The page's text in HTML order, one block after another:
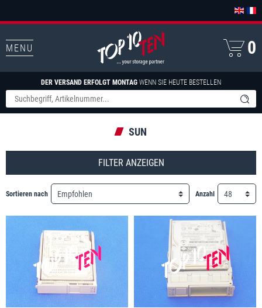
MENU
DER VERSAND ERFOLGT MONTAG WENN SIE HEUTE BESTELLEN
0
SUN
FILTER